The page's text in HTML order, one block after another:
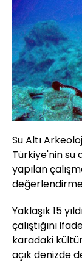
Su Altı
Türkiye'nin su
yapılan
Yaklaşık 15
çalıştığını
karadaki
açık denizde